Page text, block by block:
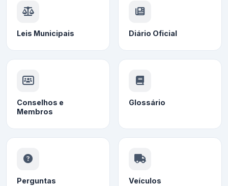
Leis Municipais Diário Oficial
Conselhos e
Membros
Glossário
Perguntas
Veículos